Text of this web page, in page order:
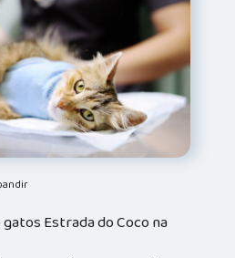
Estrada do Coco na